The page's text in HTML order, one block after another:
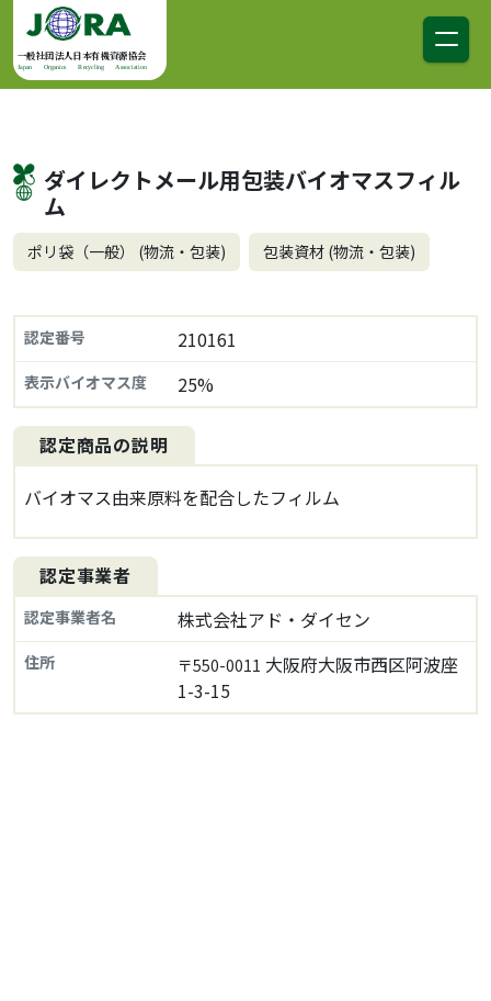
コンテンツへスキップ
メインナビゲーション
一般社団法人日本有機資源協会
Japan Organics Recycling Association
ダイレクトメール用包装バイオマスフィル
ム
ポリ袋（一般） (物流・包装) 包装資材 (物流・包装)
認定番号 210161
表示バイオマス度 25%
認定商品の説明
バイオマス由来原料を配合したフィルム
認定事業者
認定事業者名 株式会社アド・ダイセン
住所 〒550-0011 大阪府大阪市西区阿波座
1-3-15